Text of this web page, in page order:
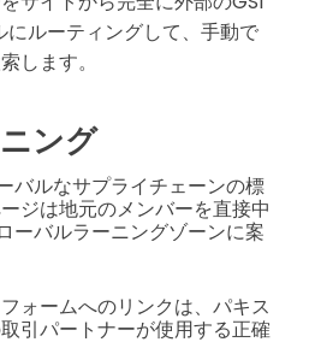
にルーティングして、手動で
します。
ング
バルなサプライチェーンの標
ジは地元のメンバーを直接中
ーバルラーニングゾーンに案
ォームへのリンクは、パキス
引パートナーが使用する正確